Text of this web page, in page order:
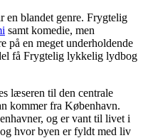
en blandet genre. Frygtelig
samt komedie, men
på en meget underholdende
få Frygtelig lykkelig lydbog
læseren til den centrale
kommer fra København.
og er vant til livet i
hvor byen er fyldt med liv